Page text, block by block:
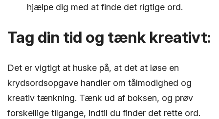
hjælpe dig med at finde det rigtige ord.
Tag din tid og tænk kreativt:
Det er vigtigt at huske på, at det at løse en
krydsordsopgave handler om tålmodighed og
kreativ tænkning. Tænk ud af boksen, og prøv
forskellige tilgange, indtil du finder det rette ord.